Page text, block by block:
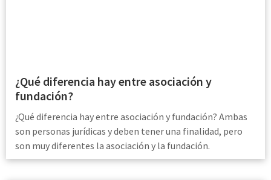
¿Qué diferencia hay entre asociación y
fundación?
¿Qué diferencia hay entre asociación y fundación? Ambas
son personas jurídicas y deben tener una finalidad, pero
son muy diferentes la asociación y la fundación.